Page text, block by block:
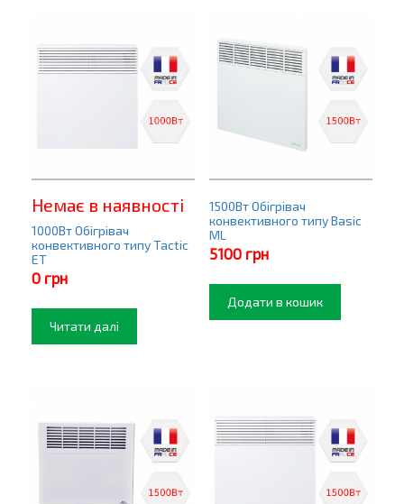
Немає в наявності
1000Вт Обігрівач
конвективного типу Tactic
ET
0 грн
Читати далі
1500Вт Обігрівач
конвективного типу Basic
ML
5100 грн
Додати в кошик